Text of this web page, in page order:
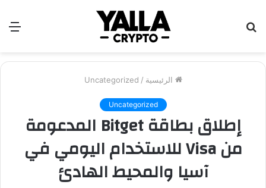
الرئيسية /
Uncategorized
Uncategorized
إطلاق بطاقة Bitget المدعومة
من Visa للاستخدام اليومي في
آسيا والمحيط الهادئ